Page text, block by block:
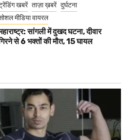
खबरें ताज़ा ख़बरें दुर्घटना
मीडिया वायरल
सांगली में दुखद घटना, दीवार
से 6 भक्तों की मौत, 15 घायल